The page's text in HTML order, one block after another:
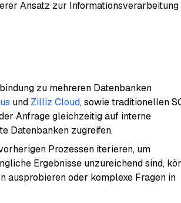
Ansatz zur Informationsverarbeitung
zu mehreren Datenbanken
und Zilliz Cloud, sowie traditionellen
Anfrage gleichzeitig auf interne
Datenbanken zugreifen.
Prozessen iterieren, um
Ergebnisse unzureichend sind,
ausprobieren oder komplexe Fragen in